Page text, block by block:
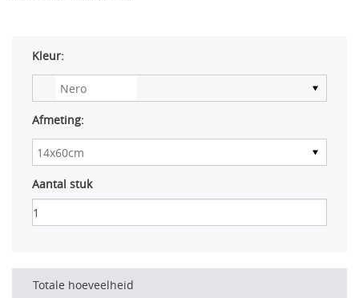
Kleur:
Afmeting:
Aantal stuk
Totale hoeveelheid